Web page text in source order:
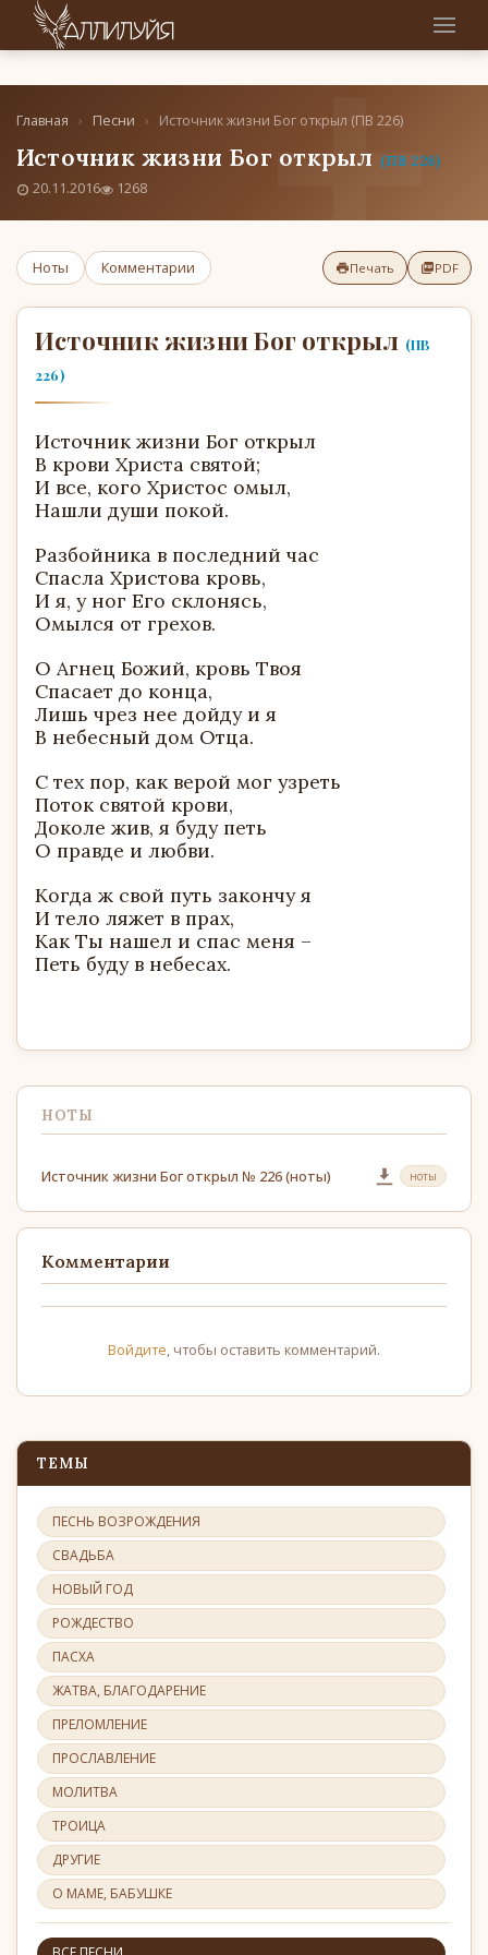
Главная › Песни › Источник жизни Бог открыл (ПВ 226)
Источник жизни Бог открыл (ПВ 226)
20.11.2016 1268
Ноты Комментарии Печать PDF
Источник жизни Бог открыл (ПВ
226)
Источник жизни Бог открыл
В крови Христа святой;
И все, кого Христос омыл,
Нашли души покой.
Разбойника в последний час
Спасла Христова кровь,
И я, у ног Его склонясь,
Омылся от грехов.
О Агнец Божий, кровь Твоя
Спасает до конца,
Лишь чрез нее дойду и я
В небесный дом Отца.
С тех пор, как верой мог узреть
Поток святой крови,
Доколе жив, я буду петь
О правде и любви.
Когда ж свой путь закончу я
И тело ляжет в прах,
Как Ты нашел и спас меня –
Петь буду в небесах.
НОТЫ
Источник жизни Бог открыл № 226 (ноты) ноты
Комментарии
Войдите, чтобы оставить комментарий.
ТЕМЫ
ПЕСНЬ ВОЗРОЖДЕНИЯ
СВАДЬБА
НОВЫЙ ГОД
РОЖДЕСТВО
ПАСХА
ЖАТВА, БЛАГОДАРЕНИЕ
ПРЕЛОМЛЕНИЕ
ПРОСЛАВЛЕНИЕ
МОЛИТВА
ТРОИЦА
ДРУГИЕ
О МАМЕ, БАБУШКЕ